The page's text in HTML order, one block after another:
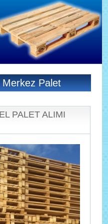
Merkez Palet
PALET ALIMI